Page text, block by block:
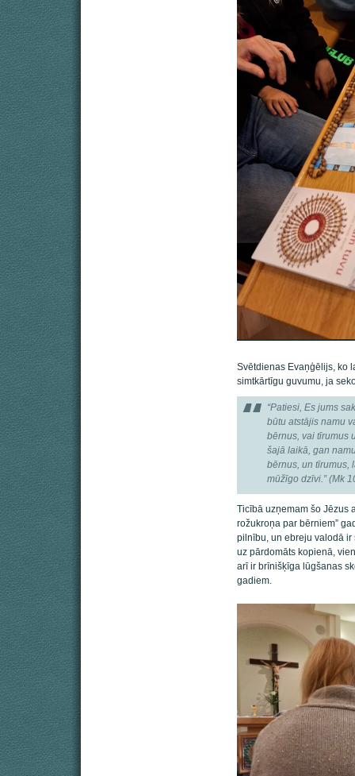
Svētdienas Evaņģēlijs, ko
simtkārtīgu guvumu, ja
“Patiesi, Es jums
būtu atstājis namu
bērnus, vai tīrumus
šajā laikā, gan
bērnus, un tīrumus,
mūžīgo dzīvi.” (Mk
Ticībā uzņemam šo Jēzus
rožukroņa par bērniem”
pilnību, un ebreju valodā ir
uz pārdomāts kopienā,
arī ir brīnišķīga lūgšanas
gadiem.